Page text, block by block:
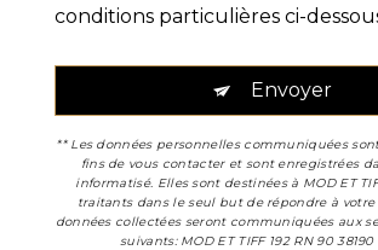
conditions particulières ci-
Envoyer
** Les données personnelles communiquées
fins de vous contacter et sont enregistrées
informatisé. Elles sont destinées à MOD ET
traitants dans le seul but de répondre à votre
données collectées seront communiquées aux
suivants: MOD ET TIFF 192 RN 90